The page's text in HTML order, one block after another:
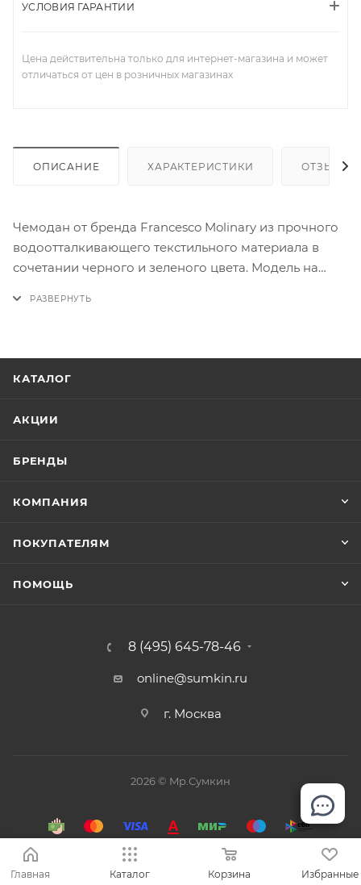
УСЛОВИЯ ГАРАНТИИ
Цена действительна только для интернет-магазина и может
отличаться от цен в розничных магазинах
ОПИСАНИЕ ХАРАКТЕРИСТИКИ ОТЗЫВЫ
Чемодан от бренда Francesco Molinary из прочного
водоотталкивающего текстильного материала в
сочетании черного и зеленого цвета. Модель на
фиксации багажа, в другой — отделение с клапаном
доступ к вещам: передний карман соединён с
КАТАЛОГ
АКЦИИ
БРЕНДЫ
КОМПАНИЯ
ПОКУПАТЕЛЯМ
ПОМОЩЬ
8 (495) 645-78-46
online@sumkin.ru
г. Москва
2026 © Mр.Сумкин
Главная Каталог Корзина Избранные